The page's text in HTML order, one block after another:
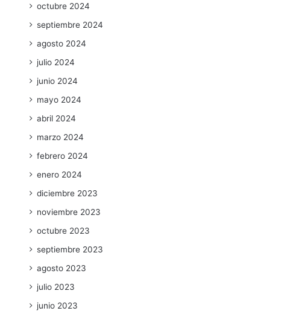
octubre 2024
septiembre 2024
agosto 2024
julio 2024
junio 2024
mayo 2024
abril 2024
marzo 2024
febrero 2024
enero 2024
diciembre 2023
noviembre 2023
octubre 2023
septiembre 2023
agosto 2023
julio 2023
junio 2023